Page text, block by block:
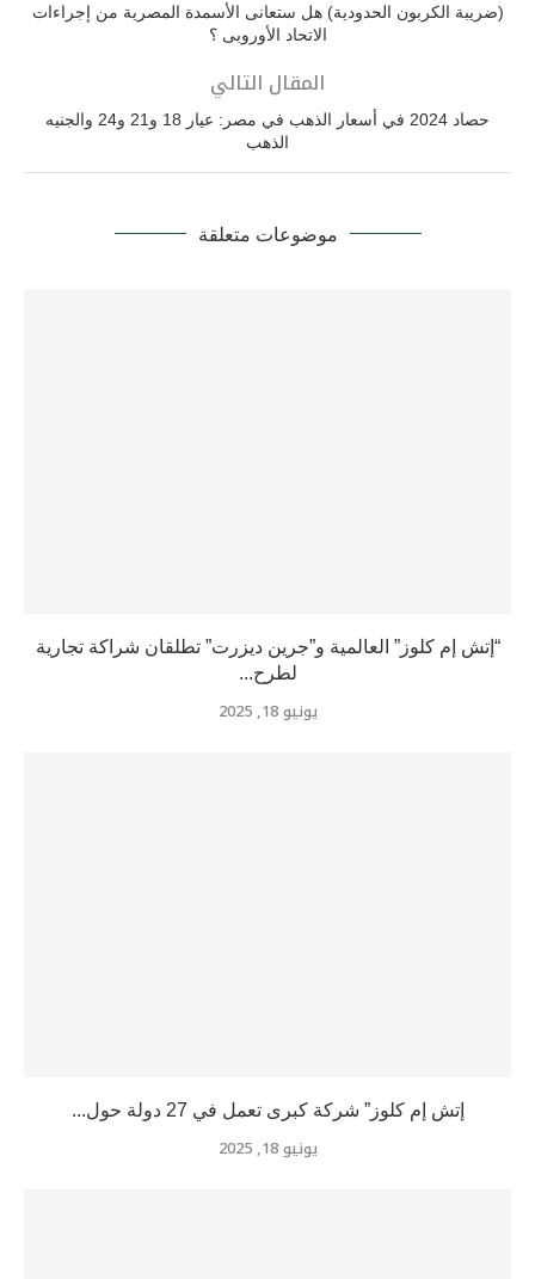
(ضريبة الكربون الحدودية) هل ستعانى الأسمدة المصرية من إجراءات
الاتحاد الأوروبى ؟
المقال التالي
حصاد 2024 في أسعار الذهب في مصر: عيار 18 و21 و24 والجنيه
الذهب
موضوعات متعلقة
“إتش إم كلوز” العالمية و”جرين ديزرت” تطلقان شراكة تجارية
لطرح...
يونيو 18, 2025
إتش إم كلوز” شركة كبرى تعمل في 27 دولة حول...
يونيو 18, 2025